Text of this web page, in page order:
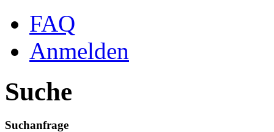
FAQ
Anmelden
Suche
Suchanfrage